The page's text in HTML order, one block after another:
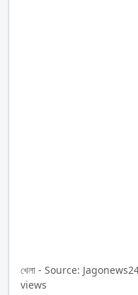
খেলা - Source:
views